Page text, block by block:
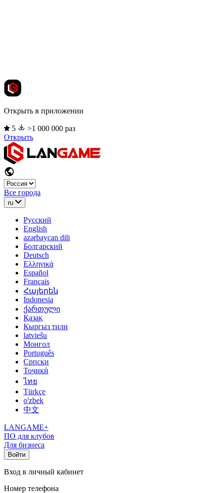
Открыть в приложении
5
>1 000 000 раз
Открыть
Все города
ru
Русский
English
azərbaycan dili
Болгарский
Deutsch
Ελληνικά
Español
Français
Հայերեն
Indonesia
ქართული
Қазақ
Кыргыз тили
latviešu
Монгол
Português
Српски
Тоҷикӣ
ไทย
Türkçe
o'zbek
中文
LANGAME+
ПО для клубов
Для бизнеса
Войти
Вход в личный кабинет
Номер телефона